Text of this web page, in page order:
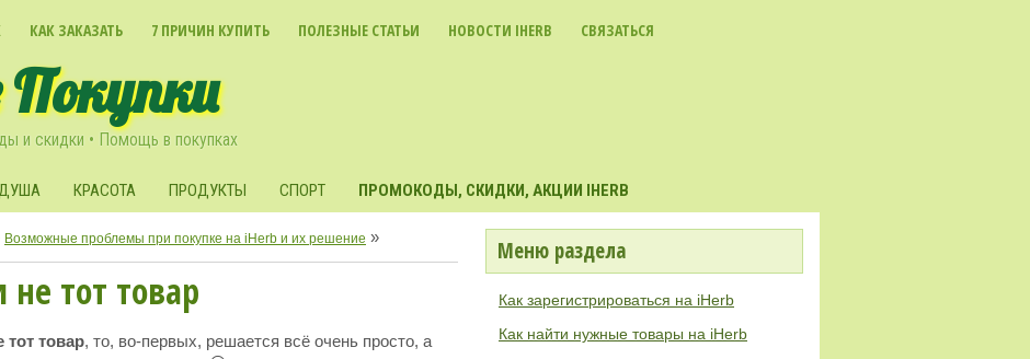
КАК ЗАКАЗАТЬ 7 ПРИЧИН КУПИТЬ ПОЛЕЗНЫЕ СТАТЬИ НОВОСТИ IHERB СВЯЗАТЬСЯ
и скидки • Помощь в покупках
КРАСОТА ПРОДУКТЫ СПОРТ ПРОМОКОДЫ, СКИДКИ, АКЦИИ IHERB
Возможные проблемы при покупке на iHerb и их решение »
тот товар
тот товар, то, во-первых, решается всё очень просто, а
Меню раздела
Как зарегистрироваться на iHerb
Как найти нужные товары на iHerb